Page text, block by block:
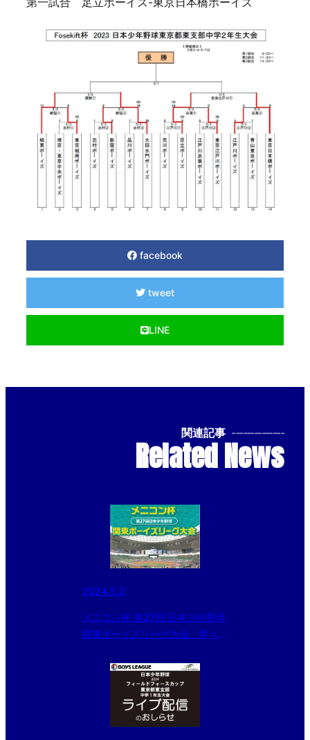
facebook
tweet
LINE
関連記事 --------------
Related News
2024.5.2
メニコン杯 第27回 日本少年野球
関東ボーイズリーグ大会 準々決